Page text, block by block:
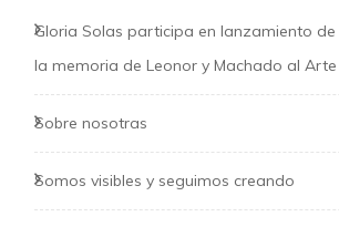
Gloria Solas participa en lanzamiento
la memoria de Leonor y Machado al
Sobre nosotras
Somos visibles y seguimos creando